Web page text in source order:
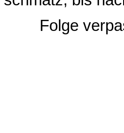
Folge